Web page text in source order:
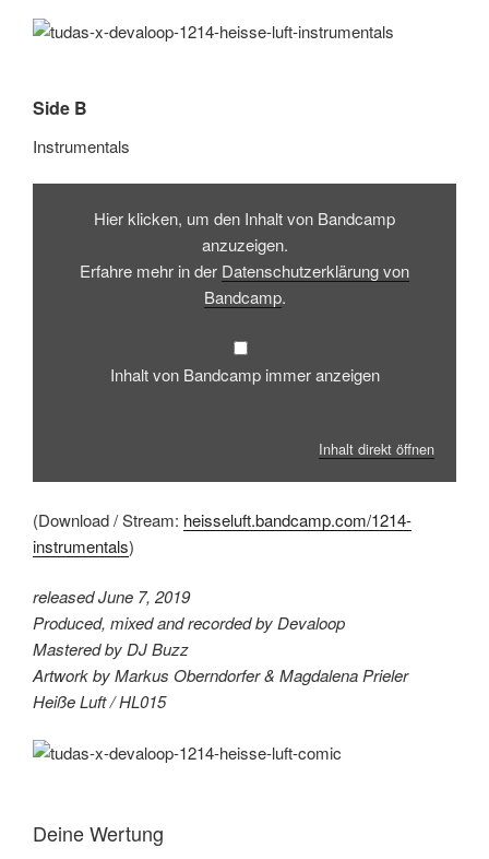
Side B
Instrumentals
Inhalt
BandcampHier klicken, um den Inhalt von Bandcamp
anzuzeigen.
Erfahre mehr in der Datenschutzerklärung von
Bandcamp.
Inhalt von Bandcamp immer anzeigen
Inhalt direkt öffnen
(Download / Stream: heisseluft.bandcamp.com/1214-
instrumentals)
released June 7, 2019
Produced, mixed and recorded by Devaloop
Mastered by DJ Buzz
Artwork by Markus Oberndorfer & Magdalena Prieler
Heiße Luft / HL015
Deine Wertung